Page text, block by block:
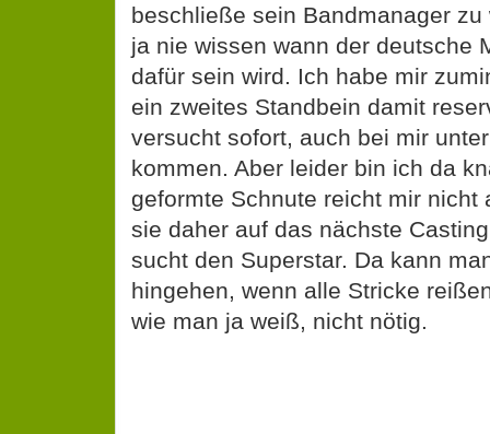
beschließe sein Bandmanager
ja nie wissen wann der deutsche
dafür sein wird. Ich habe mir
ein zweites Standbein damit
versucht sofort, auch bei mir
kommen. Aber leider bin ich da
geformte Schnute reicht mir nicht
sie daher auf das nächste
sucht den Superstar. Da kann
hingehen, wenn alle Stricke
wie man ja weiß, nicht nötig.